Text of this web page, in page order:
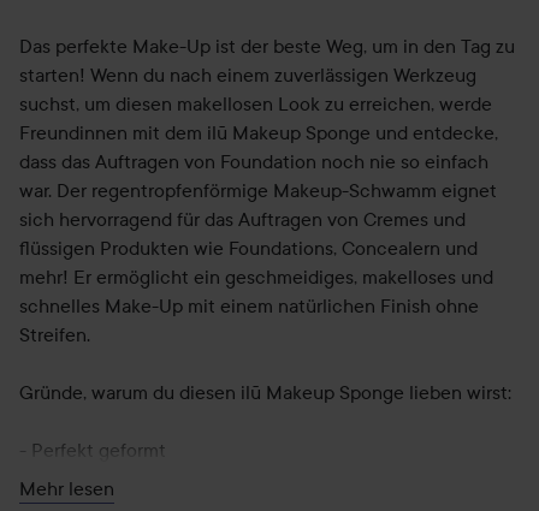
Das perfekte Make-Up ist der beste Weg, um in den Tag zu
starten! Wenn du nach einem zuverlässigen Werkzeug
suchst, um diesen makellosen Look zu erreichen, werde
Freundinnen mit dem ilū Makeup Sponge und entdecke,
dass das Auftragen von Foundation noch nie so einfach
war. Der regentropfenförmige Makeup-Schwamm eignet
sich hervorragend für das Auftragen von Cremes und
flüssigen Produkten wie Foundations, Concealern und
mehr! Er ermöglicht ein geschmeidiges, makelloses und
schnelles Make-Up mit einem natürlichen Finish ohne
Streifen.
Gründe, warum du diesen ilū Makeup Sponge lieben wirst:
- Perfekt geformt
- Flexibel und weich
Mehr lesen